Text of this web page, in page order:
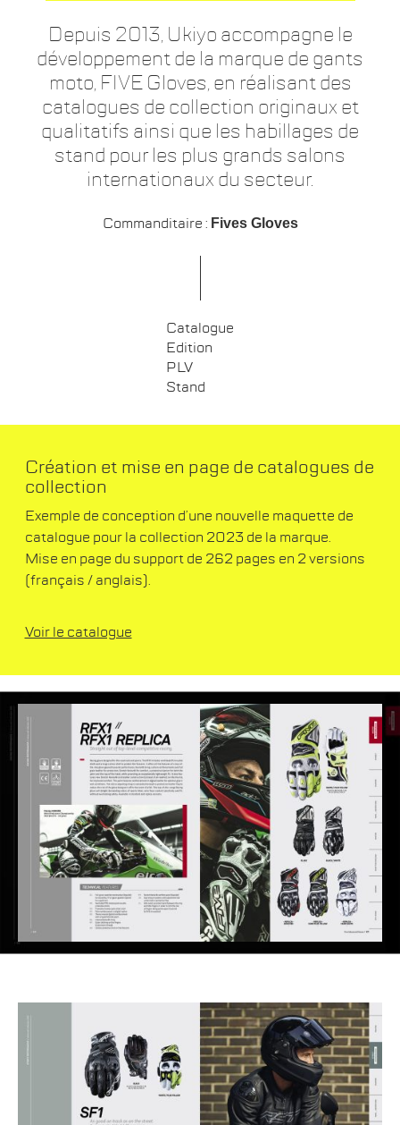
Depuis 2013, Ukiyo accompagne le
développement de la marque de gants
moto, FIVE Gloves, en réalisant des
catalogues de collection originaux et
qualitatifs ainsi que les habillages de
stand pour les plus grands salons
internationaux du secteur.
Commanditaire : Fives Gloves
Catalogue
Edition
PLV
Stand
Création et mise en page de catalogues de
collection
Exemple de conception d’une nouvelle maquette de
catalogue pour la collection 2023 de la marque.
Mise en page du support de 262 pages en 2 versions
(français / anglais).
Voir le catalogue